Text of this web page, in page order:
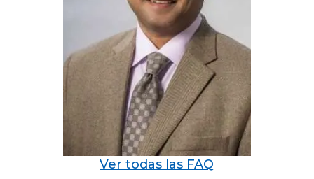
Ver todas las FAQ